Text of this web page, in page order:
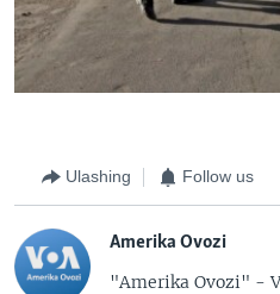
Ulashing Follow us
Amerika Ovozi
"Amerika Ovozi" -